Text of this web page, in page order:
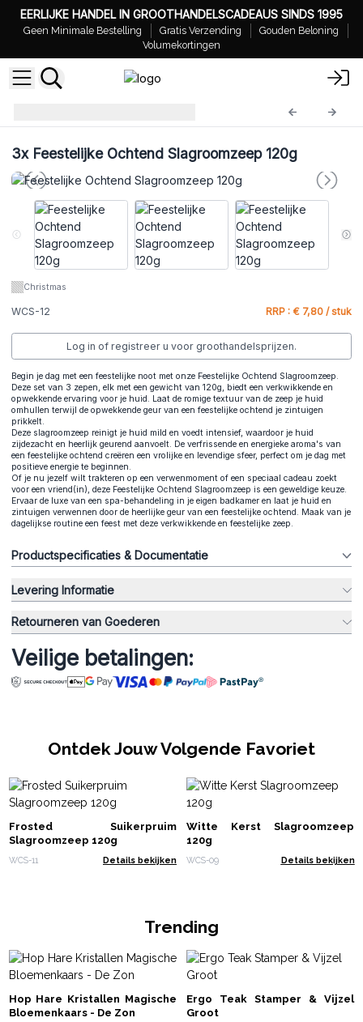
EERLIJKE HANDEL IN GROOTHANDELSCADEAUS SINDS 1995
Geen Minimale Bestelling Gratis Verzending
Gouden Beloning
Volumekortingen
3xFeestelijke Ochtend Slagroomzeep 120g
Christmas
WCS-12 RRP : € 7,80 / stuk
Log in of registreer u voor groothandelsprijzen.
Begin je dag met een feestelijke noot met onze Feestelijke Ochtend Slagroomzeep.
Deze set van 3 zepen, elk met een gewicht van 120g, biedt een verkwikkende en
opwekkende ervaring voor je huid. Laat de romige textuur van de zeep je huid
omhullen terwijl de opwekkende geur van een feestelijke ochtend je zintuigen
prikkelt.
Deze slagroomzeep reinigt je huid mild en voedt intensief, waardoor je huid
zijdezacht en heerlijk geurend aanvoelt. De verfrissende en energieke aroma's van
een feestelijke ochtend creëren een vrolijke en levendige sfeer, perfect om je dag met
positieve energie te beginnen.
Of je nu jezelf wilt trakteren op een verwenmoment of een speciaal cadeau zoekt
voor een vriend(in), deze Feestelijke Ochtend Slagroomzeep is een geweldige keuze.
Ervaar de luxe van een spa-behandeling in je eigen badkamer en laat je huid en
zintuigen verwennen door de heerlijke geur van een feestelijke ochtend. Maak van je
dagelijkse routine een feest met deze verkwikkende en feestelijke zeep.
Productspecificaties & Documentatie
Levering Informatie
Retourneren van Goederen
Veilige betalingen:
Ontdek Jouw Volgende Favoriet
Frosted Suikerpruim
Slagroomzeep 120g
WCS-11 Details bekijken
Witte Kerst Slagroomzeep
120g
WCS-09 Details bekijken
Trending
Hop Hare Kristallen Magische
Bloemenkaars - De Zon
Ergo Teak Stamper & Vijzel
Groot